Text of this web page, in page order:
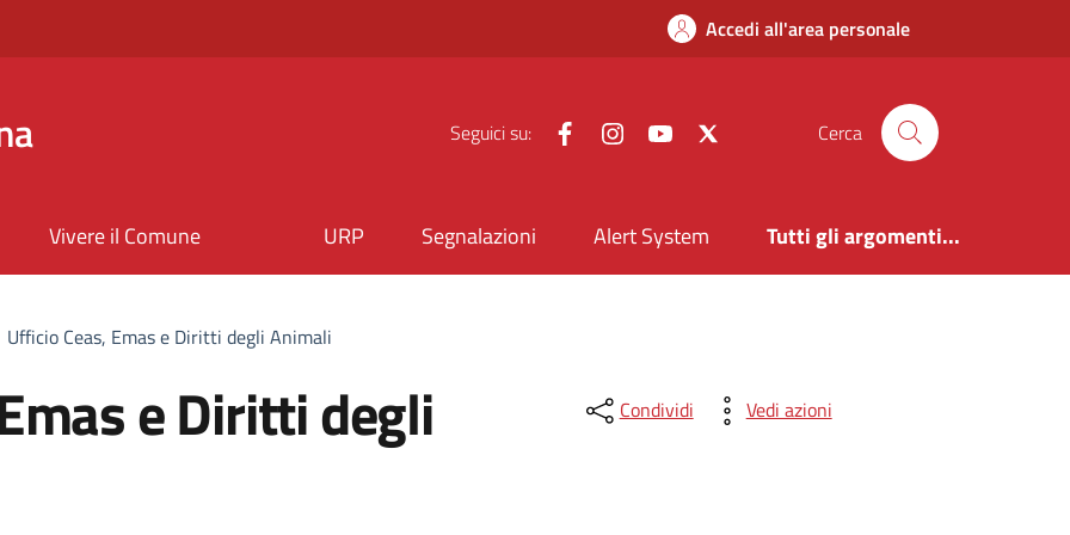
Accedi all'area personale
Seguici su: FacebookInstagramYouTube Cerca
Vivere il Comune URP Segnalazioni Alert System Tutti gli argomenti...
Ufficio Ceas, Emas e Diritti degli Animali
e Diritti degli Condividi Vedi azioni